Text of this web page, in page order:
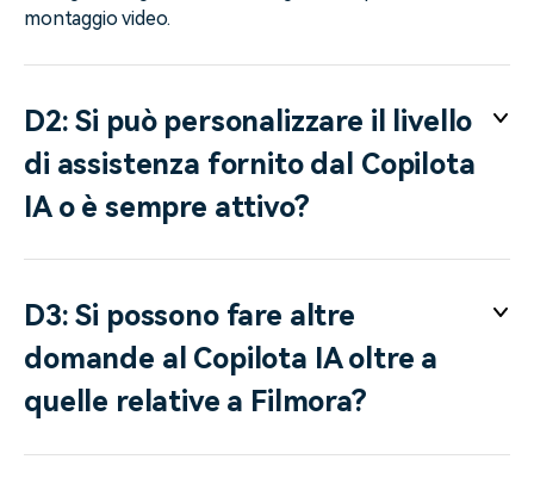
montaggio video.
D2: Si può personalizzare il livello
di assistenza fornito dal Copilota
IA o è sempre attivo?
D3: Si possono fare altre
domande al Copilota IA oltre a
quelle relative a Filmora?